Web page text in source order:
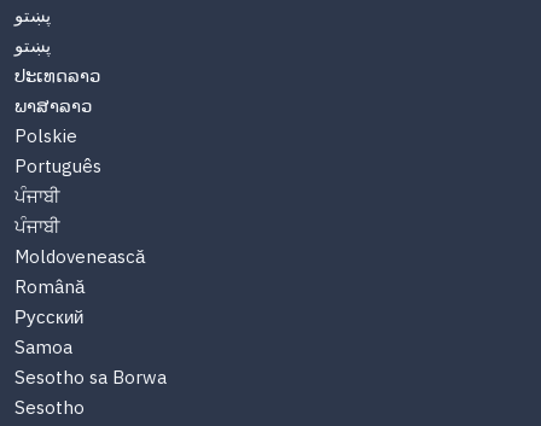
پښتو
پښتو
ປະເທດລາວ
ພາສາລາວ
Polskie
Português
ਪੰਜਾਬੀ
ਪੰਜਾਬੀ
Moldovenească
Română
Русский
Samoa
Sesotho sa Borwa
Sesotho